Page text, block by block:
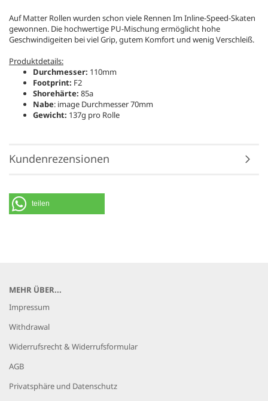
Auf Matter Rollen wurden schon viele Rennen Im Inline-Speed-Skaten
gewonnen. Die hochwertige PU-Mischung ermöglicht hohe
Geschwindigeiten bei viel Grip, gutem Komfort und wenig Verschleiß.
Produktdetails:
Durchmesser: 110mm
Footprint: F2
Shorehärte: 85a
Nabe: image Durchmesser 70mm
Gewicht: 137g pro Rolle
Kundenrezensionen
teilen
MEHR ÜBER...
Impressum
Withdrawal
Widerrufsrecht & Widerrufsformular
AGB
Privatsphäre und Datenschutz